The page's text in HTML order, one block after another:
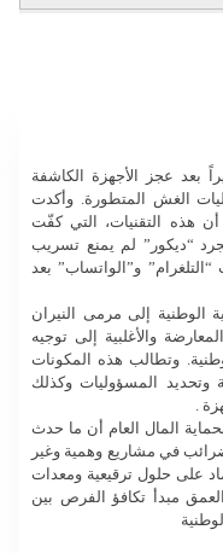
بعد عجز الأجهزة الكاشفة
الغش المتطورة. وأكدت
هذه التقنيات، التي كفّت
“ديكور” لم يمنع تسريب
و”الواتساب” بعد
الوطنية إلى مرمى النيران
والأغلبية إلى توجيه
وتطالب هذه المكونات
وتحديد المسؤوليات وكذلك
.
المال العام أن ما حدث
في مشاريع وهمية وغير
على حلول ترقيعية ومعدات
مبدأ تكافؤ الفرص بين